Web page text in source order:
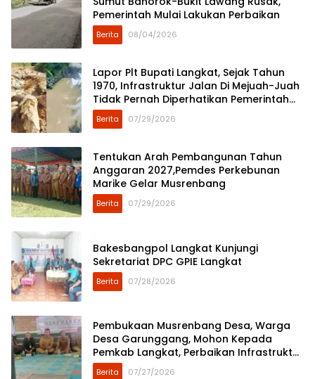
Pemerintah Mulai Lakukan Perbaikan
Berita 08/04/2026
Lapor Plt Bupati Langkat, Sejak Tahun
1970, Infrastruktur Jalan Di Mejuah-Juah
Tidak Pernah Diperhatikan Pemerintah
Kabupaten Langkat
Berita 07/29/2026
Tentukan Arah Pembangunan Tahun
Anggaran 2027,Pemdes Perkebunan
Marike Gelar Musrenbang
Berita 07/29/2026
Bakesbangpol Langkat Kunjungi
Sekretariat DPC GPIE Langkat
Berita 07/28/2026
Pembukaan Musrenbang Desa, Warga
Desa Garunggang, Mohon Kepada
Pemkab Langkat, Perbaikan Infrastruktur
di Dusun Mejuah-Juah
Berita 07/27/2026